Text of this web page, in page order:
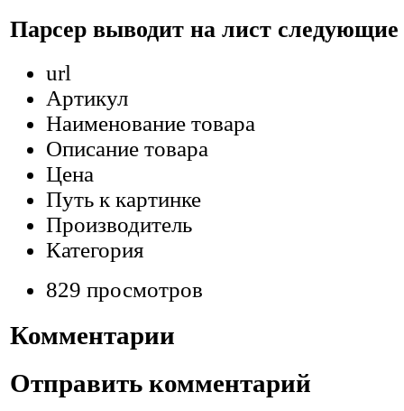
Парсер выводит на лист
url
Артикул
Наименование товара
Описание товара
Цена
Путь к картинке
Производитель
Категория
829 просмотров
Комментарии
Отправить комментарий